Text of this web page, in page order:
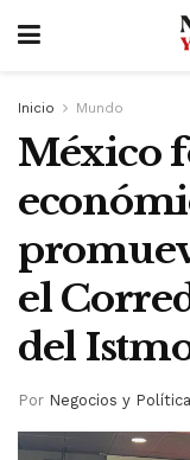
Inicio Mundo
México
el
del
Por Negocios y